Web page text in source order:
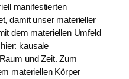
manifestierten
damit unser materieller
dem materiellen Umfeld
kausale
und Zeit. Zum
materiellen Körper